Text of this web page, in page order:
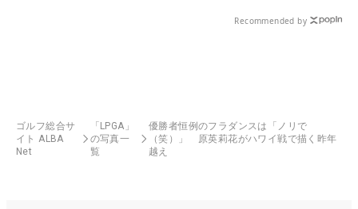
Recommended by
ゴルフ総合サ
イト ALBA
Net
「LPGA」
の写真一
覧
優勝者恒例のフラダンスは「ノリで
（笑）」 原英莉花がハワイ戦で描く昨年
越え